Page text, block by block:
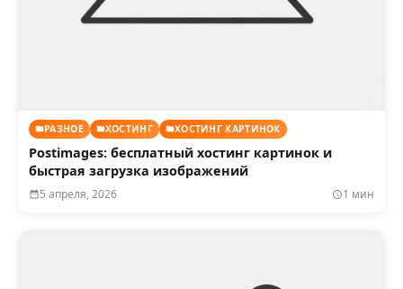
РАЗНОЕ ХОСТИНГ ХОСТИНГ КАРТИНОК
Postimages: бесплатный хостинг картинок и
быстрая загрузка изображений
5 апреля, 2026 1 мин